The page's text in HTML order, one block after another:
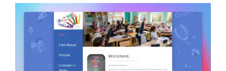
Le Rosaire Saint-Maur